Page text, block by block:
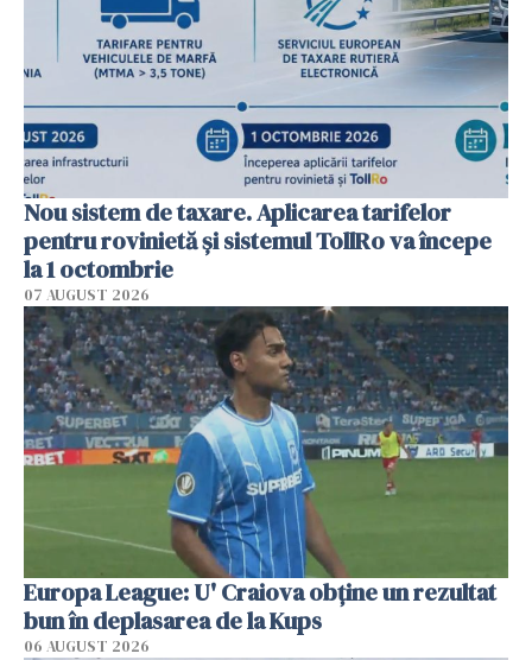
Nou sistem de taxare. Aplicarea tarifelor
pentru rovinietă şi sistemul TollRo va începe
la 1 octombrie
07 AUGUST 2026
Europa League: U' Craiova obține un rezultat
bun în deplasarea de la Kups
06 AUGUST 2026